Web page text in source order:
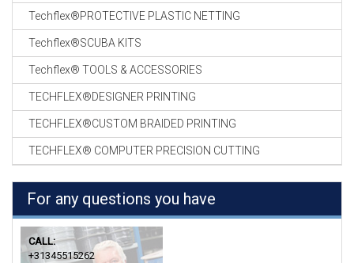
Techflex®PROTECTIVE PLASTIC NETTING
Techflex®SCUBA KITS
Techflex® TOOLS & ACCESSORIES
TECHFLEX®DESIGNER PRINTING
TECHFLEX®CUSTOM BRAIDED PRINTING
TECHFLEX® COMPUTER PRECISION CUTTING
For any questions you have
CALL:
+31345515262